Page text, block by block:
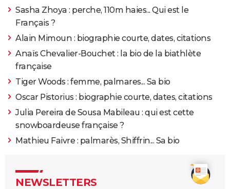
Sasha Zhoya : perche, 110m haies... Qui est le
Français ?
Alain Mimoun : biographie courte, dates, citations
Anaïs Chevalier-Bouchet : la bio de la biathlète
française
Tiger Woods : femme, palmares... Sa bio
Oscar Pistorius : biographie courte, dates, citations
Julia Pereira de Sousa Mabileau : qui est cette
snowboardeuse française ?
Mathieu Faivre : palmarès, Shiffrin... Sa bio
NEWSLETTERS